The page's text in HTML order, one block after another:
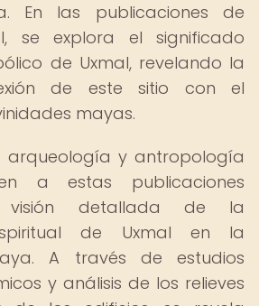
En las publicaciones de
se explora el significado
de Uxmal, revelando la
de este sitio con el
mayas.
arqueología y antropología
a estas publicaciones
visión detallada de la
de Uxmal en la
A través de estudios
y análisis de los relieves